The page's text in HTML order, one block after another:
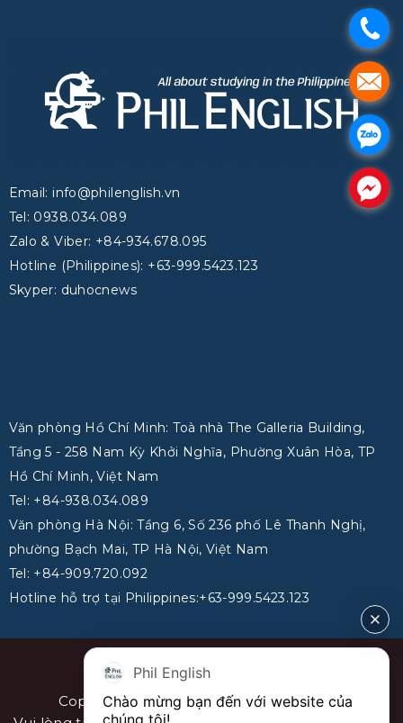
Email: info@philenglish.vn
Tel: 0938.034.089
Zalo & Viber: +84-934.678.095
Hotline (Philippines): +63-999.5423.123
Skyper: duhocnews
Văn phòng Hồ Chí Minh: Toà nhà The Galleria Building,
Tầng 5 - 258 Nam Kỳ Khởi Nghĩa, Phường Xuân Hòa, TP
Hồ Chí Minh, Việt Nam
Tel: +84-938.034.089
Văn phòng Hà Nội: Tầng 6, Số 236 phố Lê Thanh Nghị,
phường Bạch Mai, TP Hà Nội, Việt Nam
Tel: +84-909.720.092
Hotline hỗ trợ tại Philippines:+63-999.5423.123
Email: info@philenglish.vn
Copyright 2026 ©PhilEnglish Việt Nam
.
.
.
.
Phil English
Chào mừng bạn đến với website của
chúng tôi!